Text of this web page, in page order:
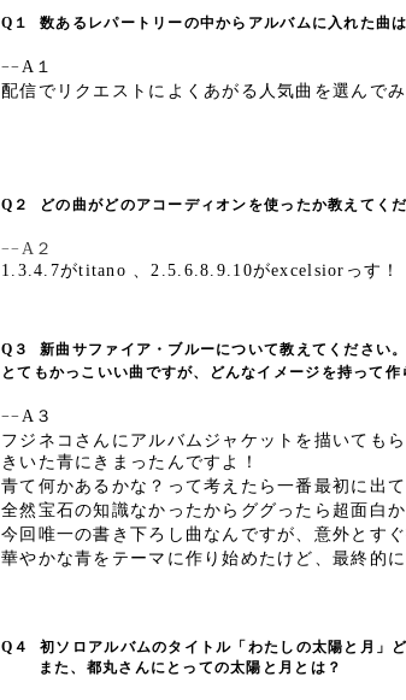
Q１ 数あるレパートリーの中からアルバムに入れた曲
−− A１
配信でリクエストによくあがる人気曲を選んで
Q２ どの曲がどのアコーディオンを使ったか教えてくだ
−− A２
1.3.4.7がtitano 、2.5.6.8.9.10がexcelsiorっす！
Q３
新曲サファイア・ブルーについて教えてください。
とてもかっこいい曲ですが、どんなイメージを持って作
−− A３
フジネコさんにアルバムジャケットを描いてもら
きいた青にきまったんですよ！
青て何かあるかな？って考えたら一番最初に出
全然宝石の知識なかったからググったら超面白
今回唯一の書き下ろし曲なんですが、意外とすぐ
華やかな青をテーマに作り始めたけど、最終的
Q４
初ソロアルバムのタイトル「わたしの太陽と月」
また、都丸さんにとっての太陽と月とは？